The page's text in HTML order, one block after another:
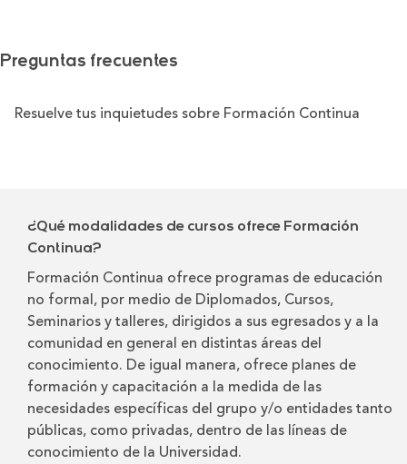
Preguntas frecuentes
Resuelve tus inquietudes sobre Formación Continua
¿Qué modalidades de cursos ofrece Formación
Continua?
Formación Continua ofrece programas de educación
no formal, por medio de Diplomados, Cursos,
Seminarios y talleres, dirigidos a sus egresados y a la
comunidad en general en distintas áreas del
conocimiento. De igual manera, ofrece planes de
formación y capacitación a la medida de las
necesidades específicas del grupo y/o entidades tanto
públicas, como privadas, dentro de las líneas de
conocimiento de la Universidad.